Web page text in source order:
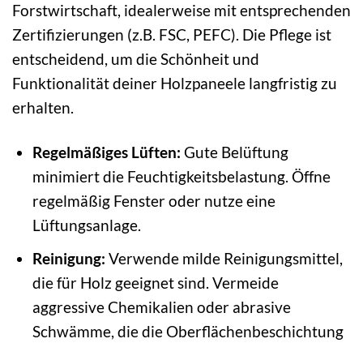
Forstwirtschaft, idealerweise mit entsprechenden
Zertifizierungen (z.B. FSC, PEFC). Die Pflege ist
entscheidend, um die Schönheit und
Funktionalität deiner Holzpaneele langfristig zu
erhalten.
Regelmäßiges Lüften: Gute Belüftung
minimiert die Feuchtigkeitsbelastung. Öffne
regelmäßig Fenster oder nutze eine
Lüftungsanlage.
Reinigung: Verwende milde Reinigungsmittel,
die für Holz geeignet sind. Vermeide
aggressive Chemikalien oder abrasive
Schwämme, die die Oberflächenbeschichtung